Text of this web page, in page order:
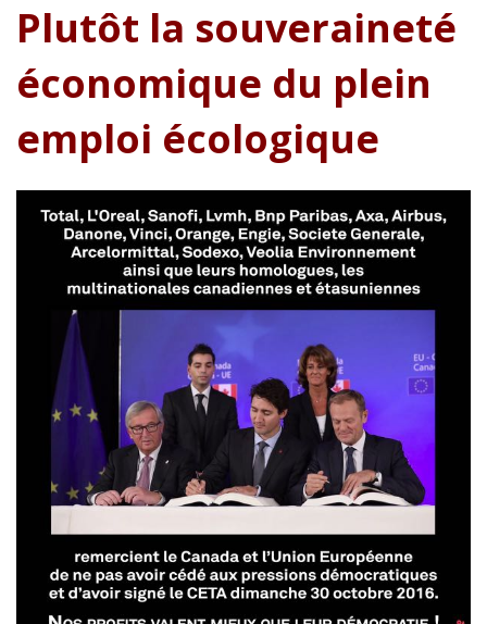
Plutôt la souveraineté
économique du plein
emploi écologique